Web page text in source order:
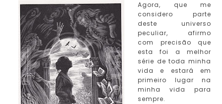
Agora, que me
considero parte
deste universo
peculiar, afirmo
com precisão que
esta foi a melhor
série de toda minha
vida e estará em
primeiro lugar na
minha vida para
sempre.